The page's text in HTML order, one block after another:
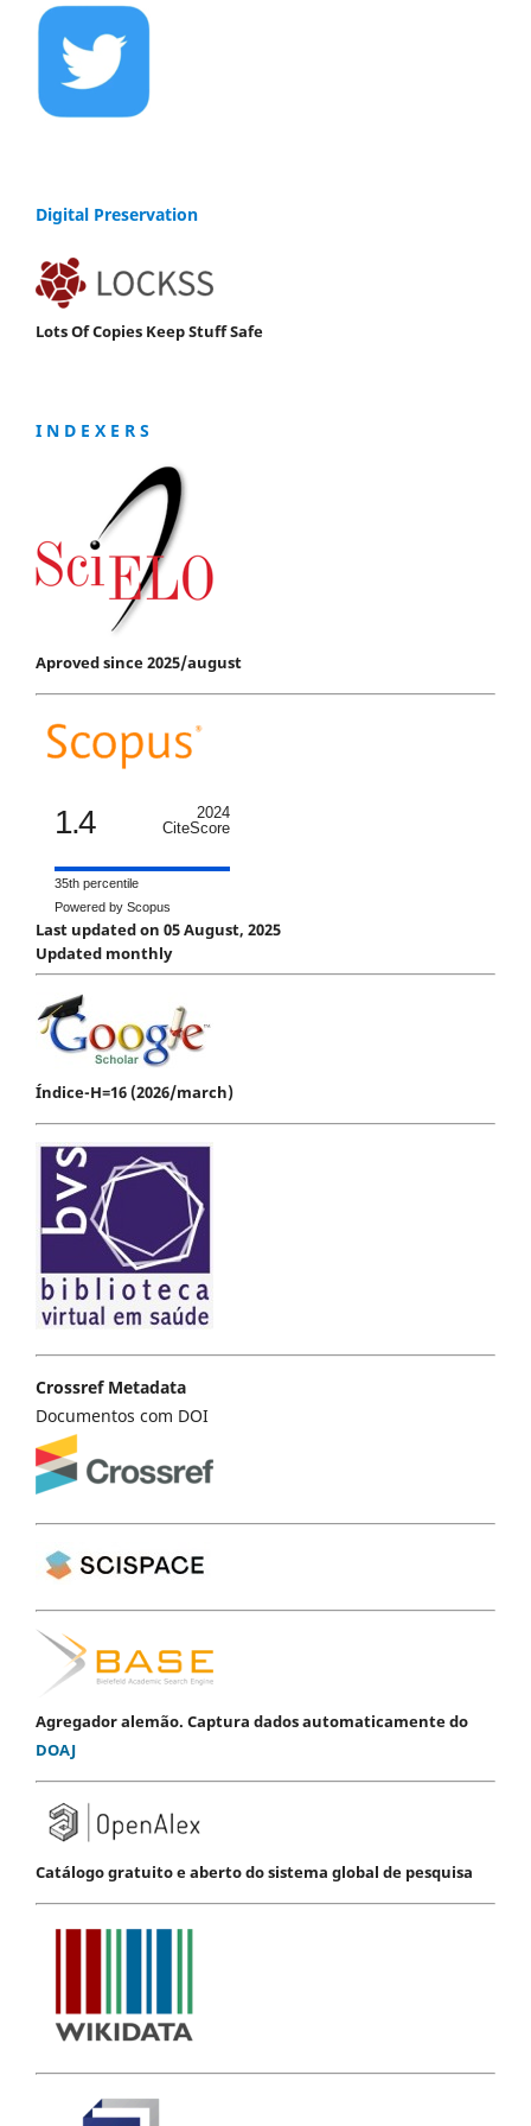
Digital Preservation
Lots Of Copies Keep Stuff Safe
I N D E X E R S
Aproved since 2025/august
1.4
2024
CiteScore
35th percentile
Powered by Scopus
Last updated on 05 August, 2025
Updated monthly
Índice-H=16 (2026/march)
Crossref Metadata
Documentos com DOI
Agregador alemão. Captura dados automaticamente do
DOAJ
Catálogo gratuito e aberto do sistema global de pesquisa